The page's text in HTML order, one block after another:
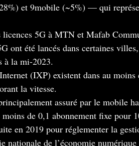
et 9mobile (~5%) — qui
licences 5G à MTN et Mafab
ont été lancés dans certaines
à la mi-2023.
(IXP) existent dans au
la vitesse.
assuré par le mobile
de 0,1 abonnement fixe pour
en 2019 pour réglementer la
nationale de l’économie